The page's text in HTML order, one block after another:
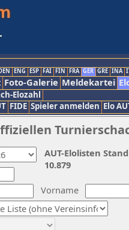
ENG ESP FAI FIN FRA GER GRE INA
Foto-Galerie Meldekartei
Elozahl
FIDE Spieler anmelden Elo
Vorname
AUT-Elolisten
10.879